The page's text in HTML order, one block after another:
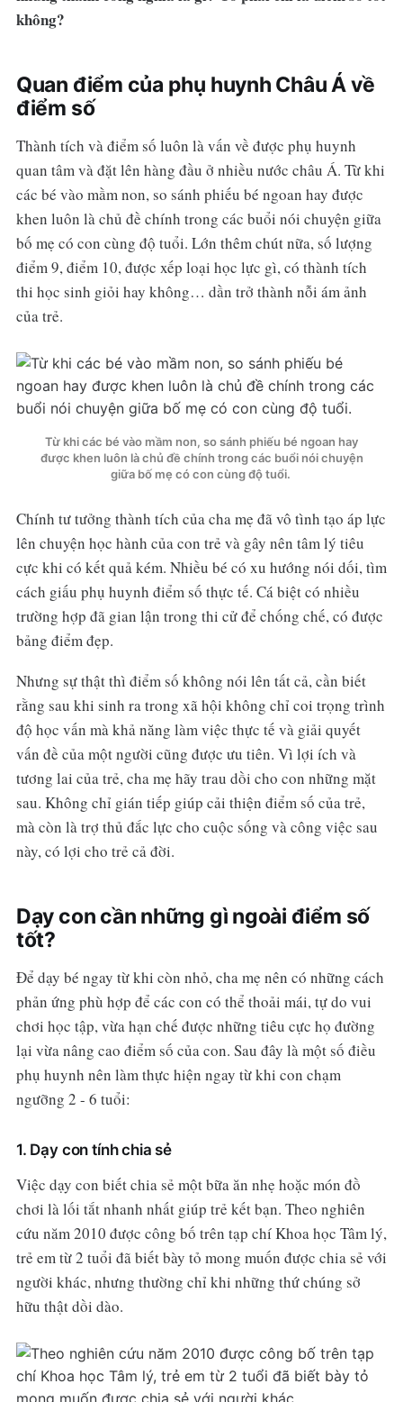
không?
Quan điểm của phụ huynh Châu Á về
điểm số
Thành tích và điểm số luôn là vấn về được phụ huynh
quan tâm và đặt lên hàng đầu ở nhiều nước châu Á. Từ khi
các bé vào mầm non, so sánh phiếu bé ngoan hay được
khen luôn là chủ đề chính trong các buổi nói chuyện giữa
bố mẹ có con cùng độ tuổi. Lớn thêm chút nữa, số lượng
điểm 9, điểm 10, được xếp loại học lực gì, có thành tích
thi học sinh giỏi hay không… dần trở thành nỗi ám ảnh
của trẻ.
Từ khi các bé vào mầm non, so sánh phiếu bé ngoan hay
được khen luôn là chủ đề chính trong các buổi nói chuyện
giữa bố mẹ có con cùng độ tuổi.
Chính tư tưởng thành tích của cha mẹ đã vô tình tạo áp lực
lên chuyện học hành của con trẻ và gây nên tâm lý tiêu
cực khi có kết quả kém. Nhiều bé có xu hướng nói dối, tìm
cách giấu phụ huynh điểm số thực tế. Cá biệt có nhiều
trường hợp đã gian lận trong thi cử để chống chế, có được
bảng điểm đẹp.
Nhưng sự thật thì điểm số không nói lên tất cả, cần biết
rằng sau khi sinh ra trong xã hội không chỉ coi trọng trình
độ học vấn mà khả năng làm việc thực tế và giải quyết
vấn đề của một người cũng được ưu tiên. Vì lợi ích và
tương lai của trẻ, cha mẹ hãy trau dồi cho con những mặt
sau. Không chỉ gián tiếp giúp cải thiện điểm số của trẻ,
mà còn là trợ thủ đắc lực cho cuộc sống và công việc sau
này, có lợi cho trẻ cả đời.
Dạy con cần những gì ngoài điểm số
tốt?
Để dạy bé ngay từ khi còn nhỏ, cha mẹ nên có những cách
phản ứng phù hợp để các con có thể thoải mái, tự do vui
chơi học tập, vừa hạn chế được những tiêu cực họ đường
lại vừa nâng cao điểm số của con. Sau đây là một số điều
phụ huynh nên làm thực hiện ngay từ khi con chạm
ngưỡng 2 - 6 tuổi:
1. Dạy con tính chia sẻ
Việc dạy con biết chia sẻ một bữa ăn nhẹ hoặc món đồ
chơi là lối tắt nhanh nhất giúp trẻ kết bạn. Theo nghiên
cứu năm 2010 được công bố trên tạp chí Khoa học Tâm lý,
trẻ em từ 2 tuổi đã biết bày tỏ mong muốn được chia sẻ với
người khác, nhưng thường chỉ khi những thứ chúng sở
hữu thật dồi dào.